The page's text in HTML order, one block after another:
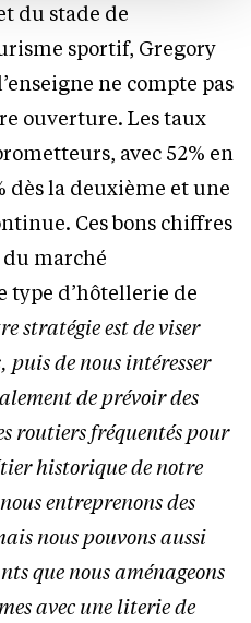
du stade de
sportif, Gregory
ne compte pas
ouverture. Les taux
avec 52% en
dès la deuxième et une
Ces bons chiffres
marché
type d’hôtellerie de
stratégie est de viser
puis de nous intéresser
de prévoir des
routiers fréquentés pour
historique de notre
entreprenons des
nous pouvons aussi
que nous aménageons
avec une literie de